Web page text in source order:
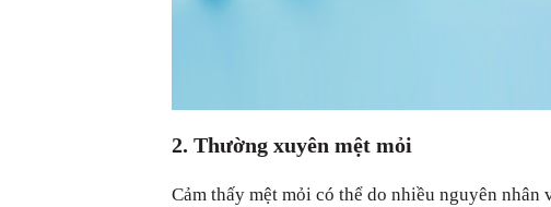
2. Thường xuyên mệt mỏi
Cảm thấy mệt mỏi có thể do nhiều nguyên